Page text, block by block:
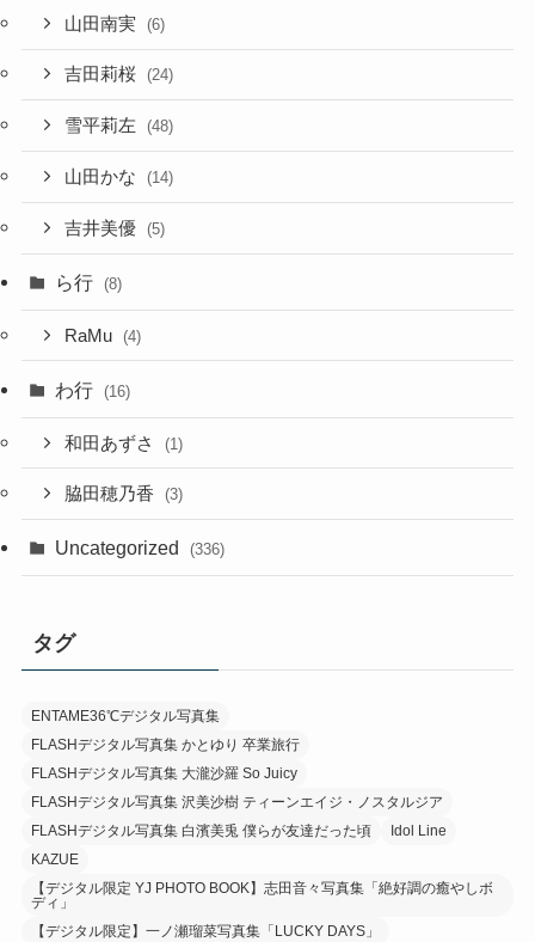
山田南実 (6)
吉田莉桜 (24)
雪平莉左 (48)
山田かな (14)
吉井美優 (5)
ら行 (8)
RaMu (4)
わ行 (16)
和田あずさ (1)
脇田穂乃香 (3)
Uncategorized (336)
タグ
ENTAME36℃デジタル写真集
FLASHデジタル写真集 かとゆり 卒業旅行
FLASHデジタル写真集 大瀧沙羅 So Juicy
FLASHデジタル写真集 沢美沙樹 ティーンエイジ・ノスタルジア
FLASHデジタル写真集 白濱美兎 僕らが友達だった頃
Idol Line
KAZUE
【デジタル限定 YJ PHOTO BOOK】志田音々写真集「絶好調の癒やしボ
ディ」
【デジタル限定】一ノ瀬瑠菜写真集「LUCKY DAYS」